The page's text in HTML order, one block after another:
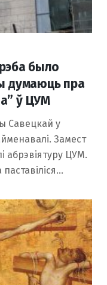
было
думаюць пра
ў ЦУМ
Савецкай у
Замест
абрэвіятуру ЦУМ.